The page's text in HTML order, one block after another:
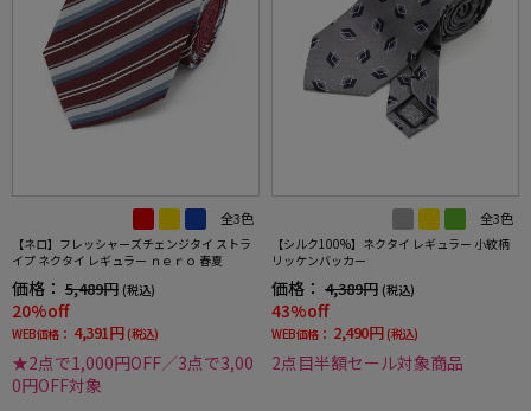
全3色
【ネロ】フレッシャーズチェンジタイ ストラ
イプ ネクタイ レギュラー ｎｅｒｏ 春夏
価格： 5,489円 (税込)
20%off
WEB価格： 4,391円 (税込)
★2点で1,000円OFF／3点で3,00
0円OFF対象
全3色
【シルク100%】ネクタイ レギュラー 小紋柄
リッケンバッカー
価格： 4,389円 (税込)
43%off
WEB価格： 2,490円 (税込)
2点目半額セール対象商品